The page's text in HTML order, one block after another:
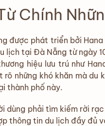
Chính
được phát triển bởi
lịch tại Đà Nẵng từ ngày
hiệu lưu trú như
rõ những khó khăn mà
thành phố này.
dùng phải tìm kiếm rời
thông tin du lịch đầy đủ